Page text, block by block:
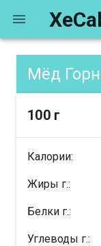
100 г
Калории:
Жиры г.:
Белки г.:
Углеводы г.: